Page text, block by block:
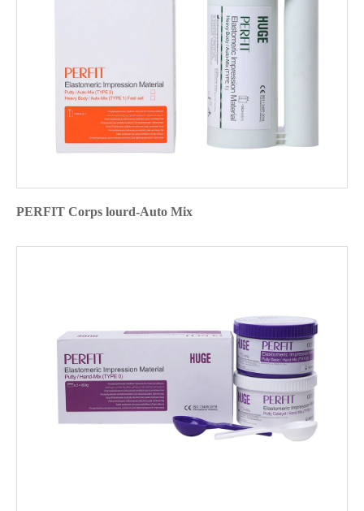
PERFIT Corps lourd-Auto Mix